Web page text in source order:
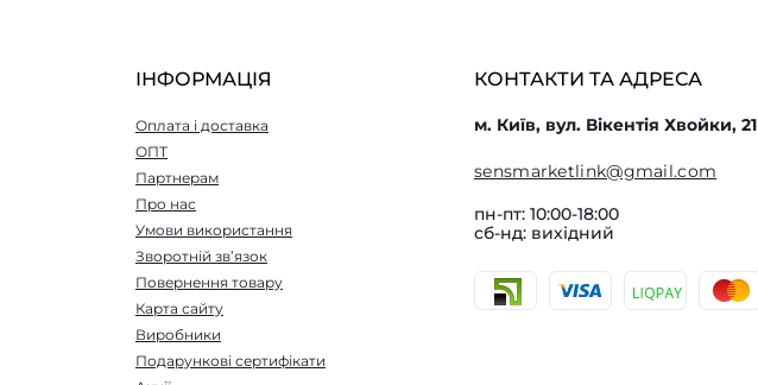
ІНФОРМАЦІЯ
Оплата і доставка
ОПТ
Партнерам
Про нас
Умови використання
Зворотній зв’язок
Повернення товару
Карта сайту
Виробники
Подарункові сертифікати
КОНТАКТИ ТА АДРЕСА
м. Київ, вул. Вікентія Хвойки, 21
sensmarketlink@gmail.com
пн-пт: 10:00-18:00
сб-нд: вихідний